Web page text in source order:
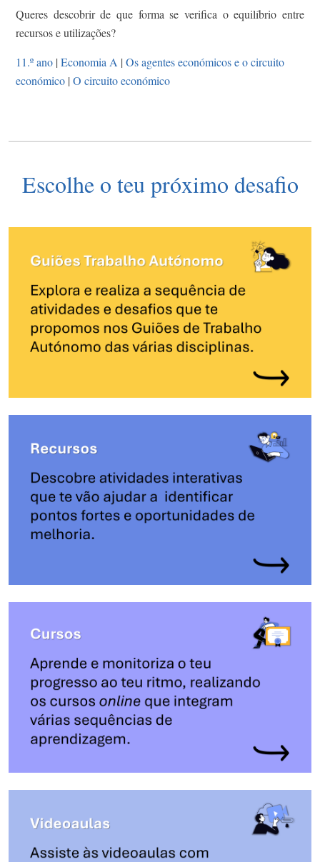
Queres descobrir de que forma se verifica o equilíbrio entre
recursos e utilizações?
11.º ano |Economia A |Os agentes económicos e o circuito
económico |O circuito económico
Escolhe o teu próximo desafio